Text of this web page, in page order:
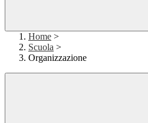
Home >
Scuola >
Organizzazione